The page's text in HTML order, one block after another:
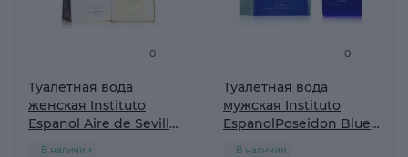
0
Туалетная вода
женская Instituto
Espanol Aire de Sevilla
В наличии
0
Туалетная вода
мужская Instituto
EspanolPoseidon Blue
В наличии